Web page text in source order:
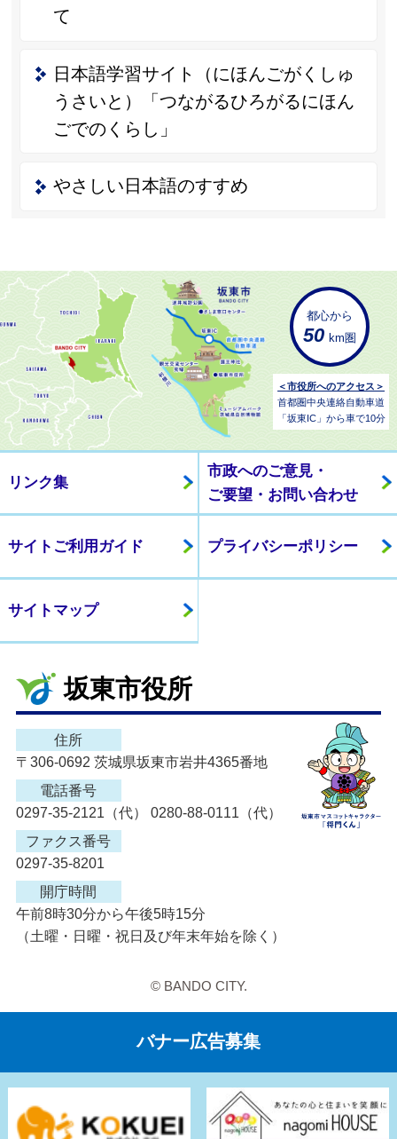
て
日本語学習サイト（にほんごがくしゅ
うさいと）「つながるひろがるにほん
ごでのくらし」
やさしい日本語のすすめ
都心から
50 km圏
＜市役所へのアクセス＞
首都圏中央連絡自動車道
「坂東IC」から車で10分
リンク集
市政へのご意見・
ご要望・お問い合わせ
サイトご利用ガイド プライバシーポリシー
サイトマップ
坂東市役所
住所
〒306-0692 茨城県坂東市岩井4365番地
電話番号
0297-35-2121（代） 0280-88-0111（代）
ファクス番号
0297-35-8201
開庁時間
午前8時30分から午後5時15分
（土曜・日曜・祝日及び年末年始を除く）
© BANDO CITY.
バナー広告募集